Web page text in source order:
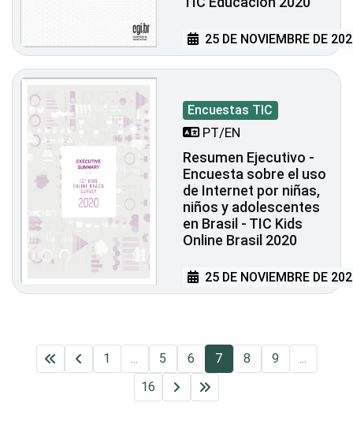
25 DE NOVIEMBRE DE
Encuestas TIC
PT/EN
Resumen Ejecutivo -
Encuesta sobre el uso
de Internet por niñas,
niños y adolescentes
en Brasil - TIC Kids
Online Brasil 2020
25 DE NOVIEMBRE DE
1 ... 5 6 7 8 9
...
16